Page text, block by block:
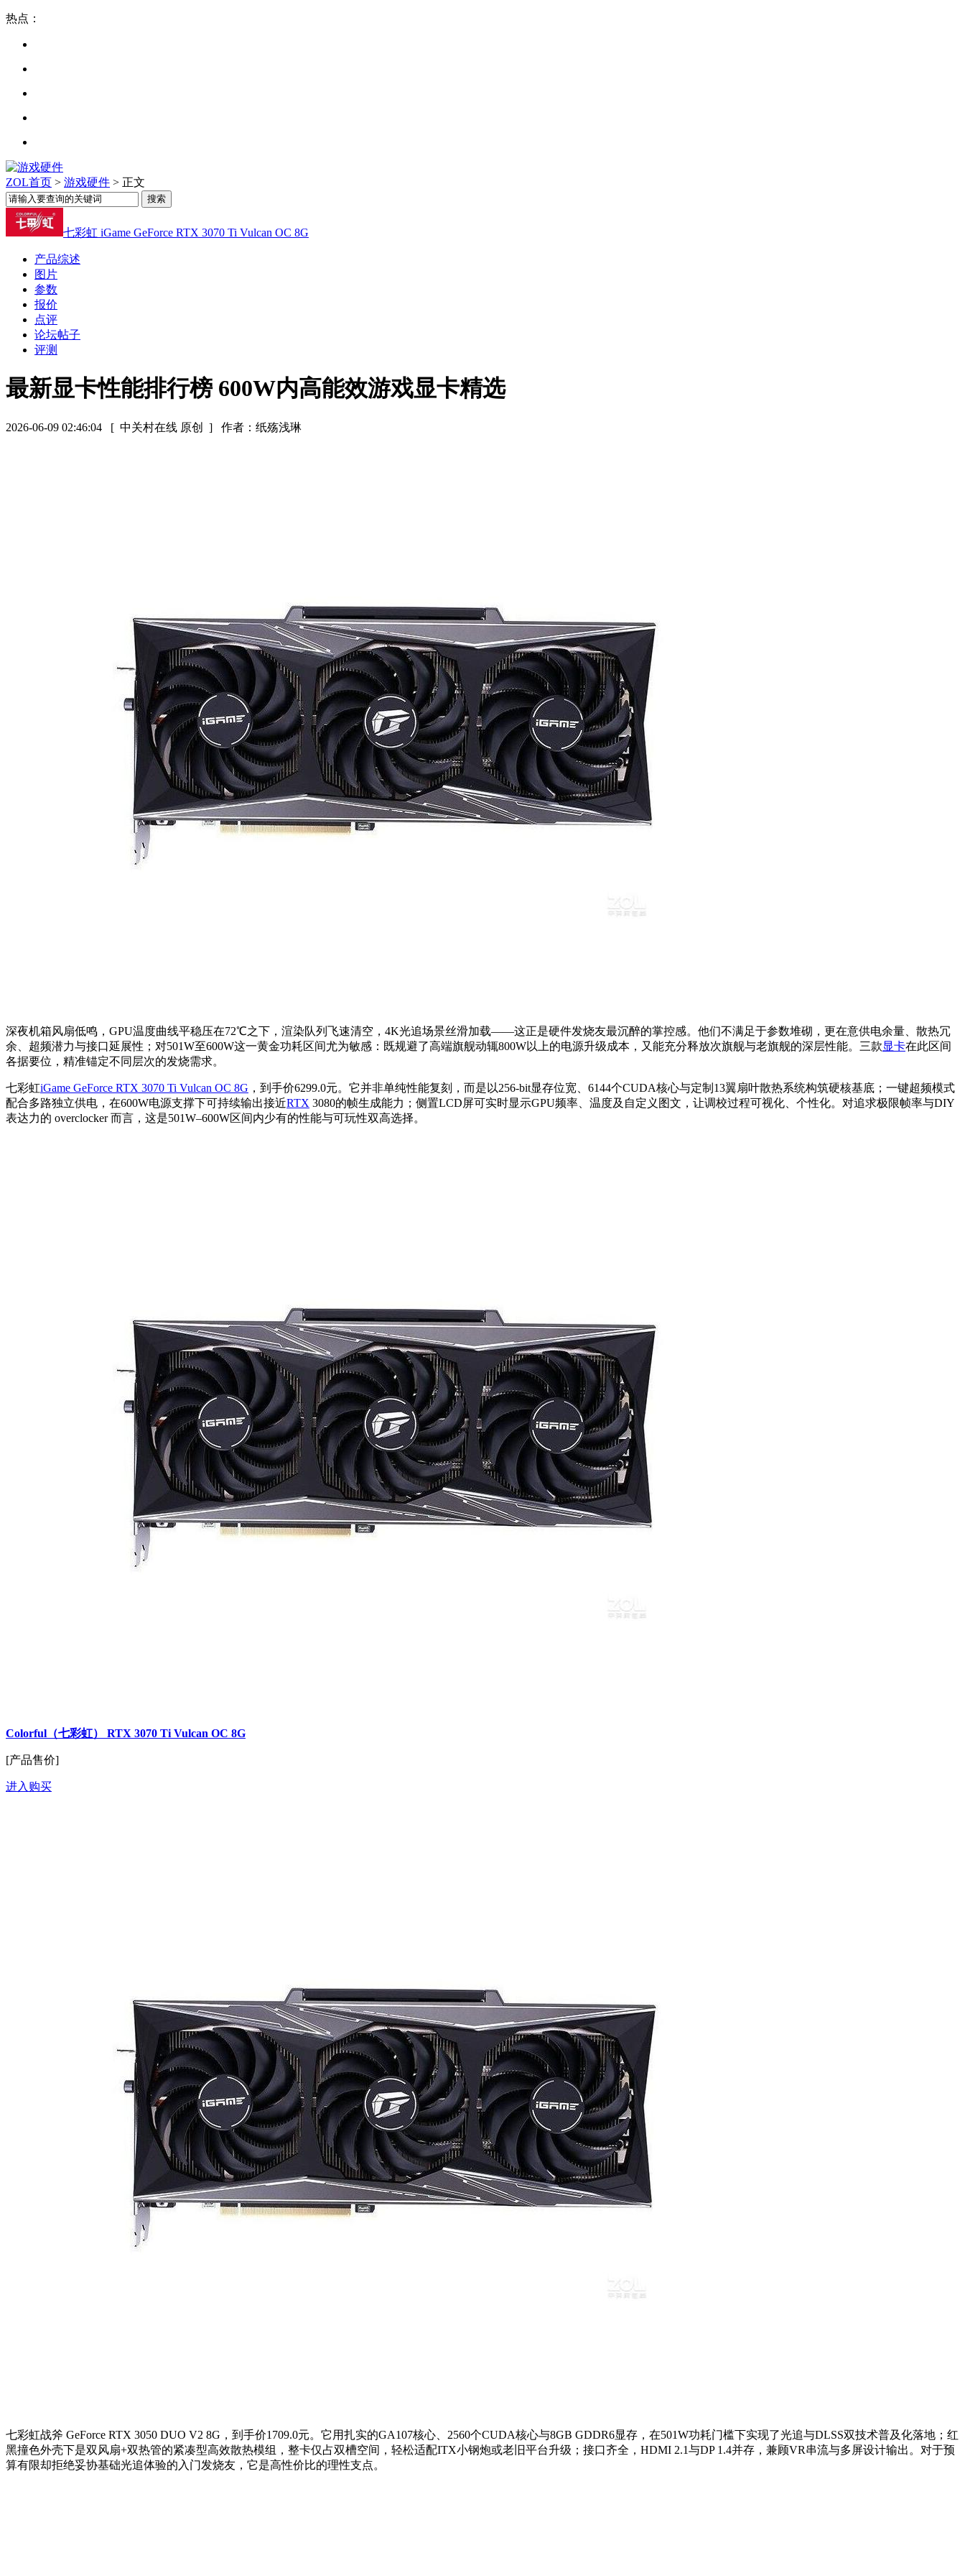
热点：
ZOL首页 > 游戏硬件 > 正文
七彩虹 iGame GeForce RTX 3070 Ti Vulcan OC 8G
产品综述
图片
参数
报价
点评
论坛帖子
评测
最新显卡性能排行榜 600W内高能效游戏显卡精选
2026-06-09 02:46:04 [ 中关村在线 原创 ] 作者：纸殇浅琳
深夜机箱风扇低鸣，GPU温度曲线平稳压在72℃之下，渲染队列飞速清空，4K光追场景丝滑加载——这正是硬件发烧友最沉醉的掌控感。他们不满足于参数堆砌，更在意供电余量、散热冗
余、超频潜力与接口延展性；对501W至600W这一黄金功耗区间尤为敏感：既规避了高端旗舰动辄800W以上的电源升级成本，又能充分释放次旗舰与老旗舰的深层性能。三款显卡在此区间
各据要位，精准锚定不同层次的发烧需求。
七彩虹iGame GeForce RTX 3070 Ti Vulcan OC 8G ，到手价6299.0元。它并非单纯性能复刻，而是以256-bit显存位宽、6144个CUDA核心与定制13翼扇叶散热系统构筑硬核基底；一键超频模式
配合多路独立供电，在600W电源支撑下可持续输出接近RTX 3080的帧生成能力；侧置LCD屏可实时显示GPU频率、温度及自定义图文，让调校过程可视化、个性化。对追求极限帧率与DIY
表达力的 overclocker 而言，这是501W–600W区间内少有的性能与可玩性双高选择。
Colorful（七彩虹） RTX 3070 Ti Vulcan OC 8G
[产品售价]
进入购买
七彩虹战斧 GeForce RTX 3050 DUO V2 8G，到手价1709.0元。它用扎实的GA107核心、2560个CUDA核心与8GB GDDR6显存，在501W功耗门槛下实现了光追与DLSS双技术普及化落地；红
黑撞色外壳下是双风扇+双热管的紧凑型高效散热模组，整卡仅占双槽空间，轻松适配ITX小钢炮或老旧平台升级；接口齐全，HDMI 2.1与DP 1.4并存，兼顾VR串流与多屏设计输出。对于预
算有限却拒绝妥协基础光追体验的入门发烧友，它是高性价比的理性支点。